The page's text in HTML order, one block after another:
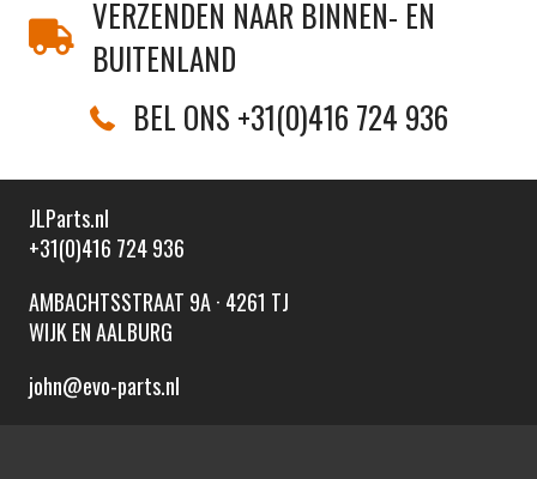
VERZENDEN NAAR BINNEN- EN
BUITENLAND
BEL ONS +31(0)416 724 936
JLParts.nl
+31(0)416 724 936
AMBACHTSSTRAAT 9A · 4261 TJ
WIJK EN AALBURG
john@evo-parts.nl